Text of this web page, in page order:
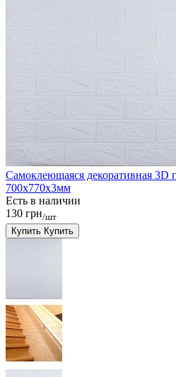
Самоклеющаяся декоративная 3D
700x770x3мм
Есть в наличии
130 грн/шт
Купить Купить